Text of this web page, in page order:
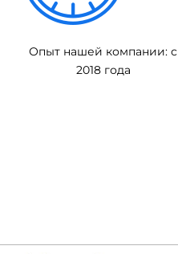
Опыт нашей компании: с
2018 года